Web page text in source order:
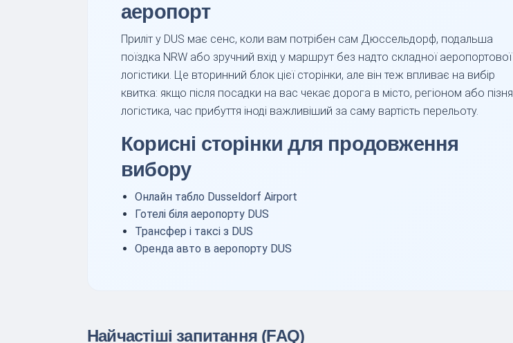
аеропорт
Приліт у DUS має сенс, коли вам потрібен сам Дюссельдорф, подальша
поїздка NRW або зручний вхід у маршрут без надто складної аеропортової
логістики. Це вторинний блок цієї сторінки, але він теж впливає на вибір
квитка: якщо після посадки на вас чекає дорога в місто, регіоном або пізня
логістика, час прибуття іноді важливіший за саму вартість перельоту.
Корисні сторінки для продовження
вибору
Онлайн табло Dusseldorf Airport
Готелі біля аеропорту DUS
Трансфер і таксі з DUS
Оренда авто в аеропорту DUS
Найчастіші запитання (FAQ)